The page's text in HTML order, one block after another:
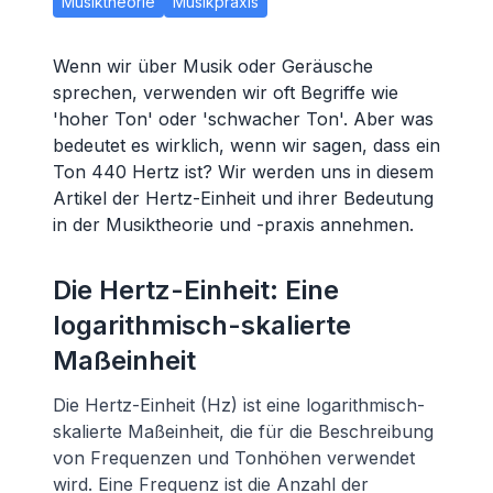
Wenn wir über Musik oder Geräusche
sprechen, verwenden wir oft Begriffe wie
'hoher Ton' oder 'schwacher Ton'. Aber was
bedeutet es wirklich, wenn wir sagen, dass ein
Ton 440 Hertz ist? Wir werden uns in diesem
Artikel der Hertz-Einheit und ihrer Bedeutung
in der Musiktheorie und -praxis annehmen.
Die Hertz-Einheit: Eine
logarithmisch-skalierte
Maßeinheit
Die Hertz-Einheit (Hz) ist eine logarithmisch-
skalierte Maßeinheit, die für die Beschreibung
von Frequenzen und Tonhöhen verwendet
wird. Eine Frequenz ist die Anzahl der